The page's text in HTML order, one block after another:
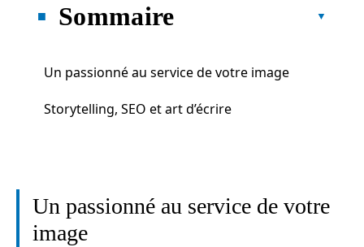
Sommaire
Un passionné au service de votre image
Storytelling, SEO et art d’écrire
Un passionné au service de votre
image